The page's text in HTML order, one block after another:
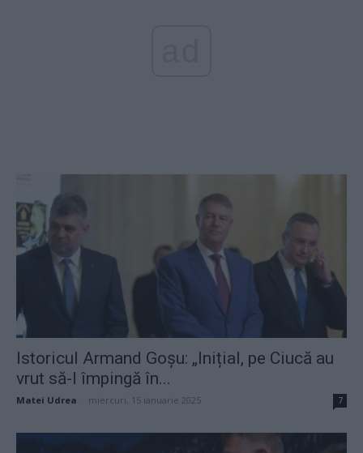
Istoricul Armand Goșu: „Inițial, pe Ciucă au
vrut să-l împingă în...
Matei Udrea miercuri, 15 ianuarie 2025 7